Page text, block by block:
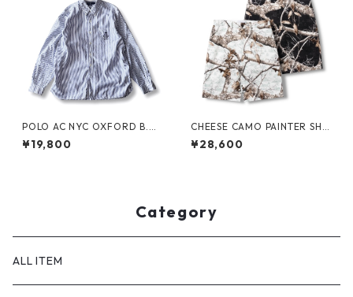
POLO AC NYC OXFORD B.D.
SHIRT by Polo Ralph Lauren
¥19,800
CHEESE CAMO PAINTER SHO
RTS by Little Yarmouth
¥28,600
Category
ALL ITEM